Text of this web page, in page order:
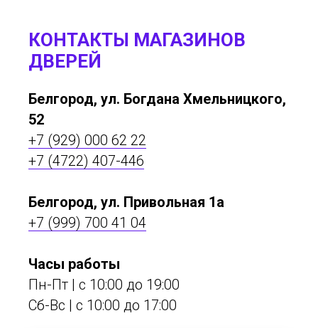
КОНТАКТЫ МАГАЗИНОВ
ДВЕРЕЙ
Белгород, ул. Богдана Хмельницкого,
52
+7 (929) 000 62 22
+7 (4722) 407-446
Белгород, ул. Привольная 1а
+7 (999) 700 41 04
Часы работы
Пн-Пт | с 10:00 до 19:00
Сб-Вс | c 10:00 до 17:00